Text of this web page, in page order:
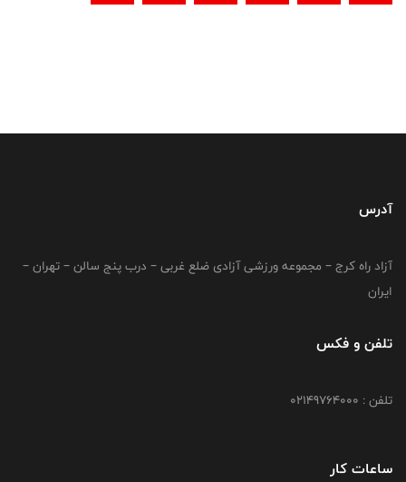
آدرس
آزاد راه کرج – مجموعه ورزشی آزادی ضلع غربی – درب پنج سالن – تهران –
ایران
تلفن و فکس
تلفن : 02149764000
ساعات کار